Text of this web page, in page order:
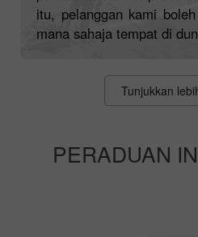
itu, pelanggan kami
mana sahaja tempat di
Tunjukkan
PERADUAN